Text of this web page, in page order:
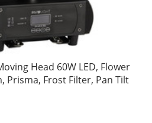
Head 60W LED, Flower
Prisma, Frost Filter, Pan Tilt